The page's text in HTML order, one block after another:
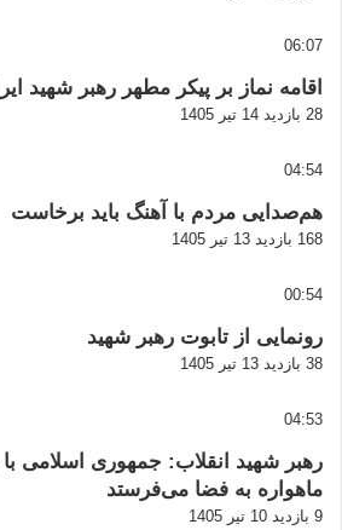
06:07
اقامه نماز بر پیکر مطهر رهبر شهید
28 بازدید 14 تیر 1405
04:54
هم‌صدایی مردم با آهنگ باید برخاست
168 بازدید 13 تیر 1405
00:54
رونمایی از تابوت رهبر شهید
38 بازدید 13 تیر 1405
04:53
رهبر شهید انقلاب: جمهوری اسلامی
ماهواره به فضا می‌فرستد
9 بازدید 10 تیر 1405